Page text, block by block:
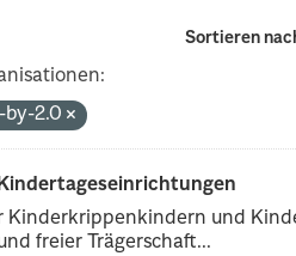
Sortieren
by-2.0
und
freier Trägerschaft...